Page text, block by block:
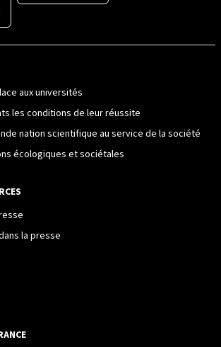
aux universités
les conditions de leur réussite
nation scientifique au service de la société
écologiques et sociétales
la presse